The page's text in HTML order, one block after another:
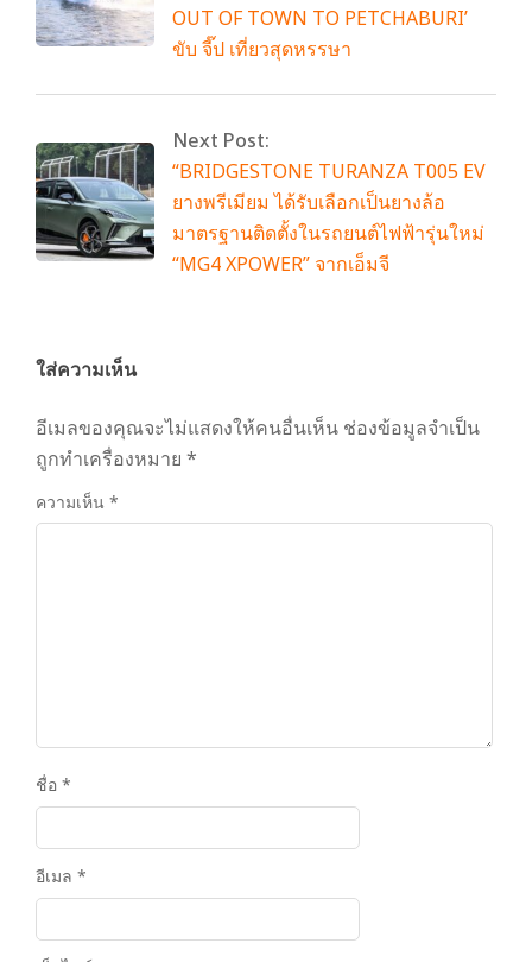
OUT OF TOWN TO PETCHABURI’
ขับ จี๊ป เที่ยวสุดหรรษา
Next Post:
“BRIDGESTONE TURANZA T005 EV
ยางพรีเมียม ได้รับเลือกเป็นยางล้อ
มาตรฐานติดตั้งในรถยนต์ไฟฟ้ารุ่นใหม่
“MG4 XPOWER” จากเอ็มจี
ใส่ความเห็น
อีเมลของคุณจะไม่แสดงให้คนอื่นเห็น ช่องข้อมูลจำเป็น
ถูกทำเครื่องหมาย *
ความเห็น *
ชื่อ *
อีเมล *